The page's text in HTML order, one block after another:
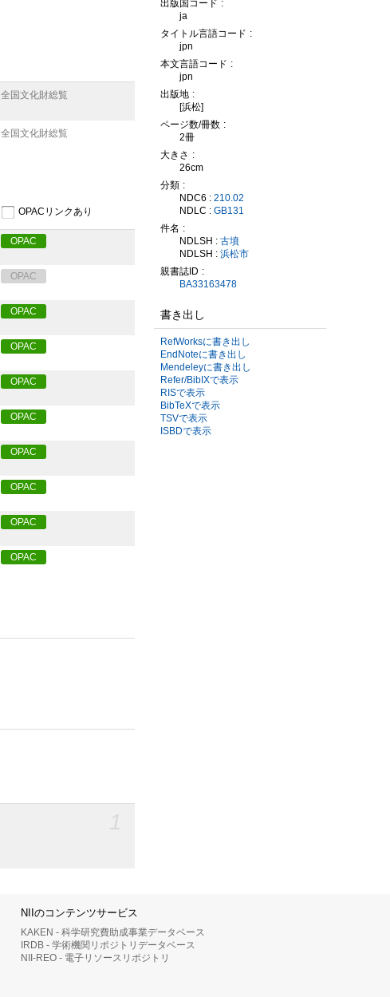
全国文化財総覧
全国文化財総覧
OPACリンクあり
OPAC
OPAC
OPAC
OPAC
OPAC
OPAC
OPAC
OPAC
OPAC
OPAC
出版国コード
ja
タイトル言語コード
jpn
本文言語コード
jpn
出版地
[浜松]
ページ数/冊数
2冊
大きさ
26cm
分類
NDC6 : 210.02
NDLC : GB131
件名
NDLSH : 古墳
NDLSH : 浜松市
親書誌ID
BA33163478
書き出し
RefWorksに書き出し
EndNoteに書き出し
Mendeleyに書き出し
Refer/BibIXで表示
RISで表示
BibTeXで表示
TSVで表示
ISBDで表示
NIIのコンテンツサービス
KAKEN - 科学研究費助成事業データベース
IRDB - 学術機関リポジトリデータベース
NII-REO - 電子リソースリポジトリ